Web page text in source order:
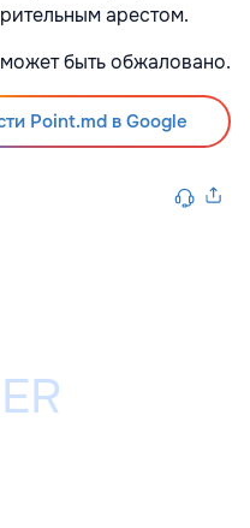
арестом.
быть обжаловано.
Point.md в Google